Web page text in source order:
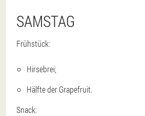
SAMSTAG
Frühstück:
Hirsebrei;
Hälfte der Grapefruit.
Snack: